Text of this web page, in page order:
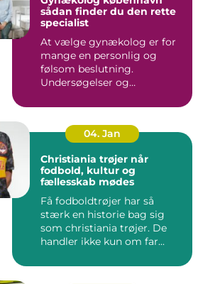
sådan finder du den rette
specialist
At vælge gynækolog er for
mange en personlig og
følsom beslutning.
Undersøgelser og
04. Jan
Christiania trøjer når
fodbold, kultur og
fællesskab mødes
Få fodboldtrøjer har så
stærk en historie bag sig
som christiania trøjer. De
handler ikke kun om far...